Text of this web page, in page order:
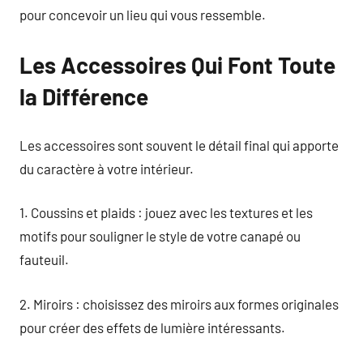
pour concevoir un lieu qui vous ressemble.
Les Accessoires Qui Font Toute
la Différence
Les accessoires sont souvent le détail final qui apporte
du caractère à votre intérieur.
1. Coussins et plaids : jouez avec les textures et les
motifs pour souligner le style de votre canapé ou
fauteuil.
2. Miroirs : choisissez des miroirs aux formes originales
pour créer des effets de lumière intéressants.